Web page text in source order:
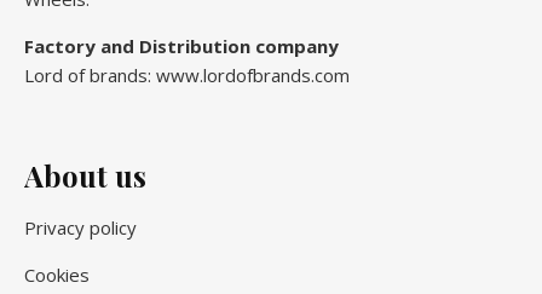
Factory and Distribution company
Lord of brands: www.lordofbrands.com
About us
Privacy policy
Cookies